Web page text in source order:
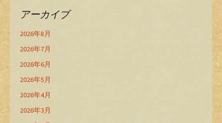
アーカイブ
2026年8月
2026年7月
2026年6月
2026年5月
2026年4月
2026年3月